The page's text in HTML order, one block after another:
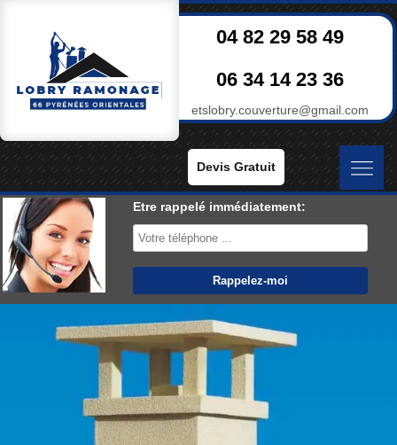
04 82 29 58 49
06 34 14 23 36
etslobry.couverture@gmail.com
Devis Gratuit
Etre rappelé immédiatement: